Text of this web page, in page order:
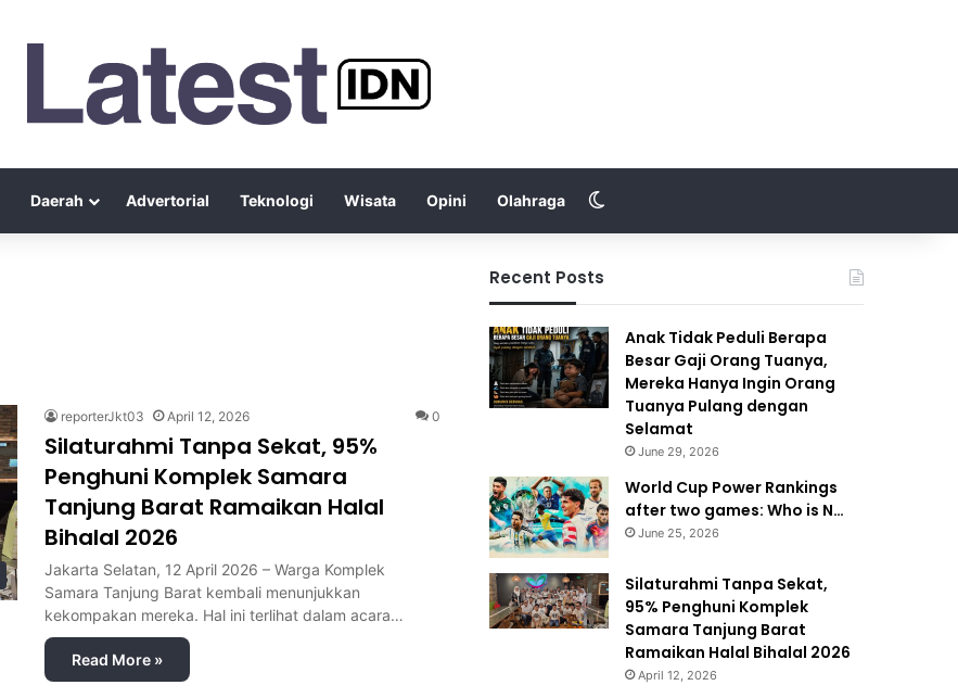
Daerah Advertorial Teknologi Wisata Opini Olahraga Switch skin
reporterJkt03 April 12, 2026 0
Silaturahmi Tanpa Sekat, 95%
Penghuni Komplek Samara
Tanjung Barat Ramaikan Halal
Bihalal 2026
Jakarta Selatan, 12 April 2026 – Warga Komplek
Samara Tanjung Barat kembali menunjukkan
kekompakan mereka. Hal ini terlihat dalam acara…
Read More »
Recent Posts
Anak Tidak Peduli Berapa
Besar Gaji Orang Tuanya,
Mereka Hanya Ingin Orang
Tuanya Pulang dengan
Selamat
June 29, 2026
World Cup Power Rankings
after two games: Who is N…
June 25, 2026
Silaturahmi Tanpa Sekat,
95% Penghuni Komplek
Samara Tanjung Barat
Ramaikan Halal Bihalal 2026
April 12, 2026